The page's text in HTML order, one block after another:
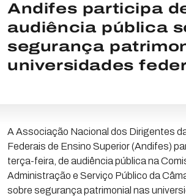
Andifes participa
audiência pública
segurança
universidades
A Associação Nacional dos Dirigentes
Federais de Ensino Superior (Andifes)
terça-feira, de audiência pública na
Administração e Serviço Público da
sobre segurança patrimonial nas